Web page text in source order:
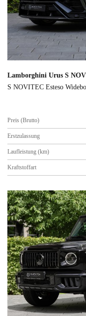
Lamborghini Urus S
S NOVITEC Esteso
Preis (Brutto)
Erstzulassung
Laufleistung (km)
Kraftstoffart